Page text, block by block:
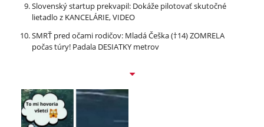
Slovenský startup prekvapil: Dokáže pilotovať skutočné
lietadlo z KANCELÁRIE, VIDEO
SMRŤ pred očami rodičov: Mladá Češka (†14) ZOMRELA
počas túry! Padala DESIATKY metrov